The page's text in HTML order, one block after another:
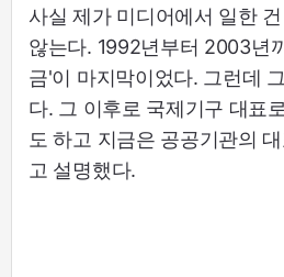
사실 제가 미디어에서 일한
않는다. 1992년부터 2003년
금'이 마지막이었다. 그런데
다. 그 이후로 국제기구 대표
도 하고 지금은 공공기관의
고 설명했다.